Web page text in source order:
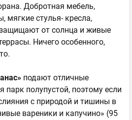
Добротная мебель,
мягкие стулья- кресла,
от солнца и живые
Ничего особенного,
подают отличные
парк полупустой, поэтому если
с природой и тишины в
вареники и капучино» (95